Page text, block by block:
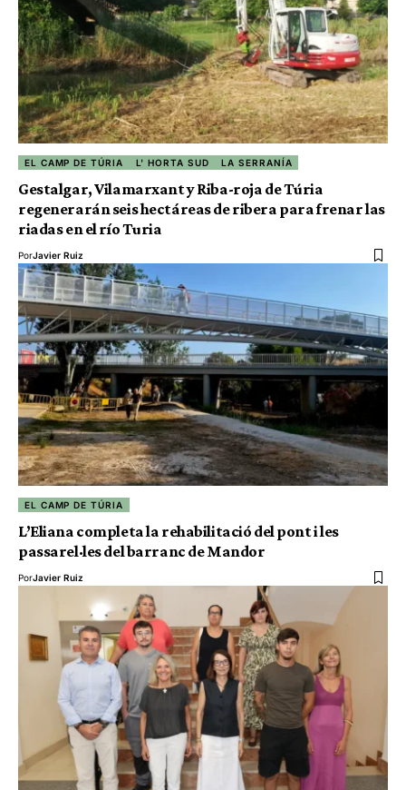
EL CAMP DE TÚRIA L' HORTA SUD LA SERRANÍA
Gestalgar, Vilamarxant y Riba-roja de Túria
regenerarán seis hectáreas de ribera para frenar las
riadas en el río Turia
PorJavier Ruiz
EL CAMP DE TÚRIA
L’Eliana completa la rehabilitació del pont i les
passarel·les del barranc de Mandor
PorJavier Ruiz